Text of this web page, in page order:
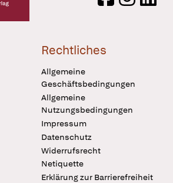
Rechtliches
Allgemeine
Geschäftsbedingungen
Allgemeine
Nutzungsbedingungen
Impressum
Datenschutz
Widerrufsrecht
Netiquette
Erklärung zur Barrierefreiheit